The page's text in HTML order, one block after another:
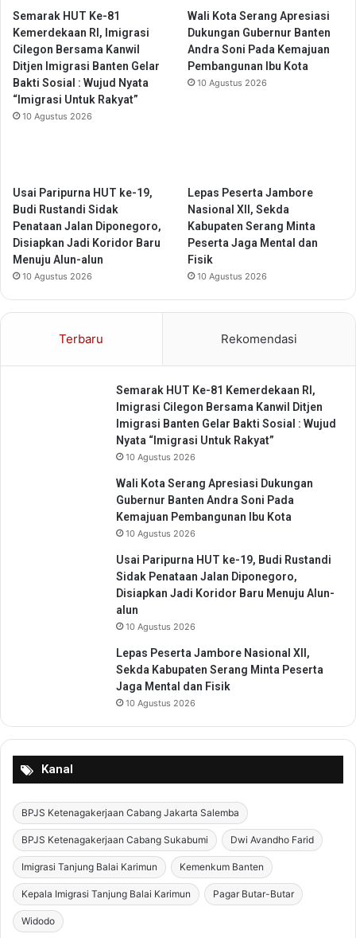
r
d
a
m
p
a
k
a
n
g
g
u
r
n
k
a
n
K
e
m
b
o
t
o
n
g
R
o
y
g
Semarak HUT Ke-81
Kemerdekaan RI, Imigrasi
Cilegon Bersama Kanwil
Ditjen Imigrasi Banten Gelar
Bakti Sosial : Wujud Nyata
“Imigrasi Untuk Rakyat”
10 Agustus 2026
Wali Kota Serang Apresiasi
Dukungan Gubernur Banten
Andra Soni Pada Kemajuan
Pembangunan Ibu Kota
10 Agustus 2026
Usai Paripurna HUT ke-19,
Budi Rustandi Sidak
Penataan Jalan Diponegoro,
Disiapkan Jadi Koridor Baru
Menuju Alun-alun
10 Agustus 2026
Lepas Peserta Jambore
Nasional XII, Sekda
Kabupaten Serang Minta
Peserta Jaga Mental dan
Fisik
10 Agustus 2026
Terbaru Rekomendasi
Semarak HUT Ke-81 Kemerdekaan RI,
Imigrasi Cilegon Bersama Kanwil Ditjen
Imigrasi Banten Gelar Bakti Sosial : Wujud
Nyata “Imigrasi Untuk Rakyat”
10 Agustus 2026
Wali Kota Serang Apresiasi Dukungan
Gubernur Banten Andra Soni Pada
Kemajuan Pembangunan Ibu Kota
10 Agustus 2026
Usai Paripurna HUT ke-19, Budi Rustandi
Sidak Penataan Jalan Diponegoro,
Disiapkan Jadi Koridor Baru Menuju Alun-
alun
10 Agustus 2026
Lepas Peserta Jambore Nasional XII,
Sekda Kabupaten Serang Minta Peserta
Jaga Mental dan Fisik
10 Agustus 2026
Kanal
BPJS Ketenagakerjaan Cabang Jakarta Salemba
BPJS Ketenagakerjaan Cabang Sukabumi Dwi Avandho Farid
Imigrasi Tanjung Balai Karimun Kemenkum Banten
Kepala Imigrasi Tanjung Balai Karimun Pagar Butar-Butar
Widodo